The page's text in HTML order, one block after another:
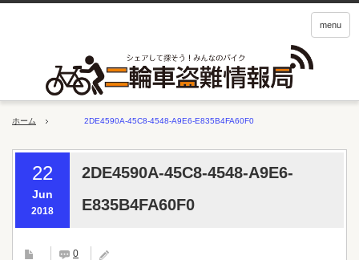
menu
ホーム 2DE4590A-45C8-4548-A9E6-E835B4FA60F0
22
Jun
2018
2DE4590A-45C8-4548-A9E6-
E835B4FA60F0
0